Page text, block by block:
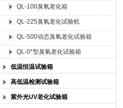
北京中科环试仪器有限公司
QL-100臭氧老化箱
QL-225臭氧老化试验机
QL-500动态臭氧老化试验箱
QL-0*型臭氧老化试验箱
低温恒温试验箱
高低温检测试验箱
紫外光UV老化试验箱